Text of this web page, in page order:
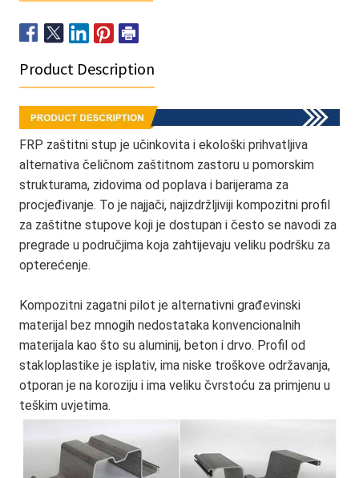
Product Description
FRP zaštitni stup je učinkovita i ekološki prihvatljiva
alternativa čeličnom zaštitnom zastoru u pomorskim
strukturama, zidovima od poplava i barijerama za
procjeđivanje. To je najjači, najizdržljiviji kompozitni profil
za zaštitne stupove koji je dostupan i često se navodi za
pregrade u područjima koja zahtijevaju veliku podršku za
opterećenje.
Kompozitni zagatni pilot je alternativni građevinski
materijal bez mnogih nedostataka konvencionalnih
materijala kao što su aluminij, beton i drvo. Profil od
stakloplastike je isplativ, ima niske troškove održavanja,
otporan je na koroziju i ima veliku čvrstoću za primjenu u
teškim uvjetima.